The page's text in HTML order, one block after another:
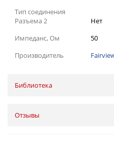
Тип соединения
Разъема 2
Нет
Импеданс, Ом
50
Производитель
Библиотека
Отзывы